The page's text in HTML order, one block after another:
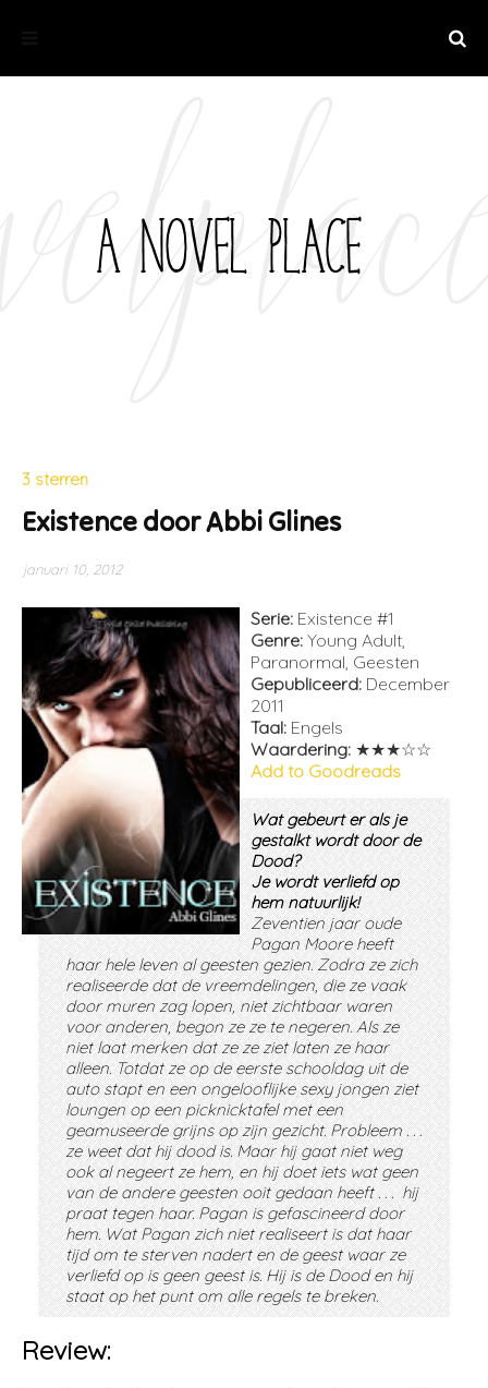
3 sterren
Existence door Abbi Glines
januari 10, 2012
Serie:Existence #1
Genre:Young Adult,
Paranormal, Geesten
Gepubliceerd:December
2011
Taal: Engels
Waardering:★★★☆☆
Add to Goodreads
Wat gebeurt er als je
gestalkt wordt door de
Dood?
Je wordt verliefd op
hem natuurlijk!
Zeventien jaar oude
Pagan Moore heeft
haar hele leven al geesten gezien. Zodra ze zich
realiseerde dat de vreemdelingen, die ze vaak
door muren zag lopen, niet zichtbaar waren
voor anderen, begon ze ze te negeren. Als ze
niet laat merken dat ze ze ziet laten ze haar
alleen. Totdat ze op de eerste schooldag uit de
auto stapt en een ongelooflijke sexy jongen ziet
loungen op een picknicktafel met een
geamuseerde grijns op zijn gezicht. Probleem . . .
ze weet dat hij dood is. Maar hij gaat niet weg
ook al negeert ze hem, en hij doet iets wat geen
van de andere geesten ooit gedaan heeft . . . hij
praat tegen haar. Pagan is gefascineerd door
hem. Wat Pagan zich niet realiseert is dat haar
tijd om te sterven nadert en de geest waar ze
verliefd op is geen geest is. Hij is de Dood en hij
staat op het punt om alle regels te breken.
Review: